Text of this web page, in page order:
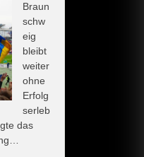
Braun
schw
eig
bleibt
weiter
ohne
Erfolg
serleb
das